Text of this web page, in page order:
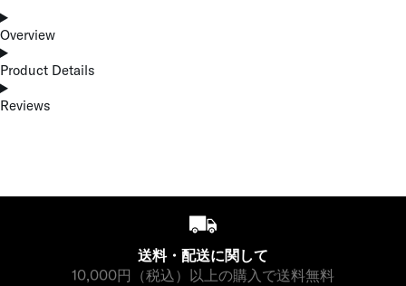
Overview
Product Details
Reviews
送料・配送に関して
10,000円（税込）以上の購入で送料無料